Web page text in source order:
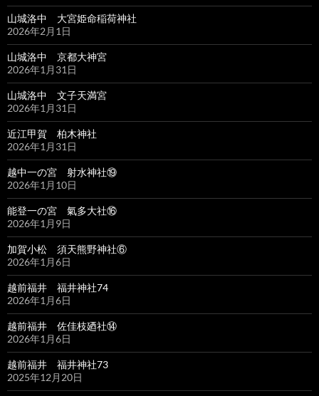
山城洛中 大宮姫命稲荷神社
2026年2月1日
山城洛中 京都大神宮
2026年1月31日
山城洛中 文子天満宮
2026年1月31日
近江甲賀 柏木神社
2026年1月31日
越中一の宮 射水神社⑲
2026年1月10日
能登一の宮 氣多大社⑯
2026年1月9日
加賀小松 須天熊野神社⑥
2026年1月6日
越前福井 福井神社74
2026年1月6日
越前福井 佐佳枝廼社⑭
2026年1月6日
越前福井 福井神社73
2025年12月20日